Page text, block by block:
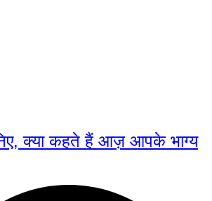
क्या कहते हैं आज़ आपके भाग्य